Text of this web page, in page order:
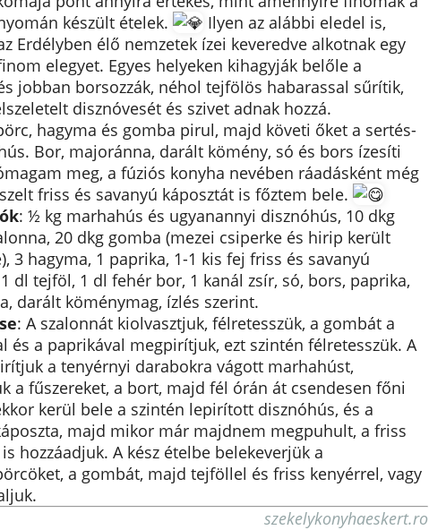
készült ételek.
Ilyen az alábbi eledel is,
Erdélyben élő nemzetek ízei keveredve alkotnak egy
elegyet. Egyes helyeken kihagyják belőle a
jobban borsozzák, néhol tejfölös habarassal sűrítik,
disznóvesét és szivet adnak hozzá.
hagyma és gomba pirul, majd követi őket a sertés-
Bor, majoránna, darált kömény, só és bors ízesíti
meg, a fúziós konyha nevében ráadásként még
friss és savanyú káposztát is főztem bele.
: ½ kg marhahús és ugyanannyi disznóhús, 10 dkg
20 dkg gomba (mezei csiperke és hirip került
3 hagyma, 1 paprika, 1-1 kis fej friss és savanyú
dl tejföl, 1 dl fehér bor, 1 kanál zsír, só, bors, paprika,
darált köménymag, ízlés szerint.
: A szalonnát kiolvasztjuk, félretesszük, a gombát a
és a paprikával megpirítjuk, ezt szintén félretesszük. A
a tenyérnyi darabokra vágott marhahúst,
a fűszereket, a bort, majd fél órán át csendesen főni
kerül bele a szintén lepirított disznóhús, és a
majd mikor már majdnem megpuhult, a friss
hozzáadjuk. A kész ételbe belekeverjük a
a gombát, majd tejföllel és friss kenyérrel, vagy
szekelykonyhaeskert.ro